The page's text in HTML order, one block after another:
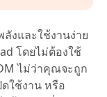
งและใช้งานง่าย
โดยไม่ต้องใช้
ไม่ว่าคุณจะถูก
ใช้งาน หรือ